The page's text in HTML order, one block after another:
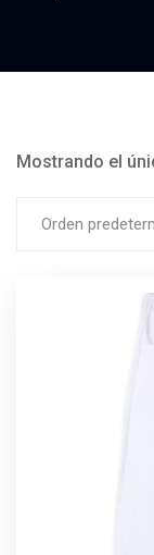
Mostrando el
Orden